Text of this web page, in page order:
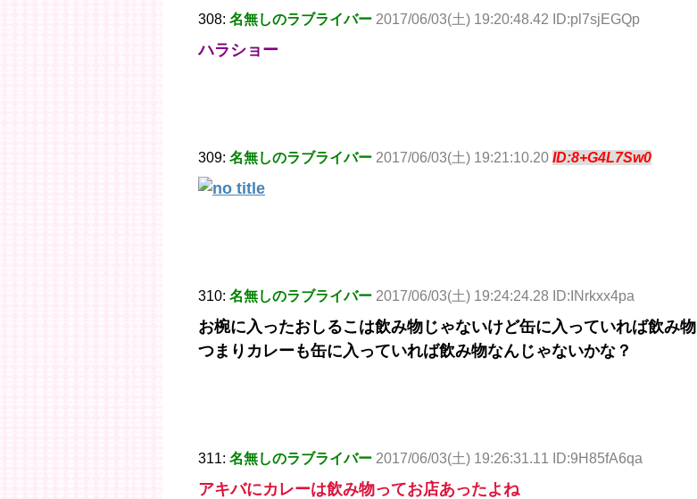
308: 名無しのラブライバー 2017/06/03(土) 19:20:48.42 ID:pl7sjEGQp
ハラショー
309: 名無しのラブライバー 2017/06/03(土) 19:21:10.20 ID:8+G4L7Sw0
310: 名無しのラブライバー 2017/06/03(土) 19:24:24.28 ID:INrkxx4pa
お椀に入ったおしるこは飲み物じゃないけど缶に入っていれば飲み物
つまりカレーも缶に入っていれば飲み物なんじゃないかな？
311: 名無しのラブライバー 2017/06/03(土) 19:26:31.11 ID:9H85fA6qa
アキバにカレーは飲み物ってお店あったよね